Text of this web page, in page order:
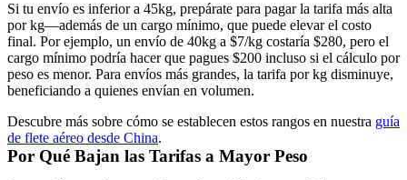
Si tu envío es inferior a 45kg, prepárate para pagar la tarifa más alta
por kg—además de un cargo mínimo, que puede elevar el costo
final. Por ejemplo, un envío de 40kg a $7/kg costaría $280, pero el
cargo mínimo podría hacer que pagues $200 incluso si el cálculo por
peso es menor. Para envíos más grandes, la tarifa por kg disminuye,
beneficiando a quienes envían en volumen.
Descubre más sobre cómo se establecen estos rangos en nuestra guía
de flete aéreo desde China.
Por Qué Bajan las Tarifas a Mayor Peso